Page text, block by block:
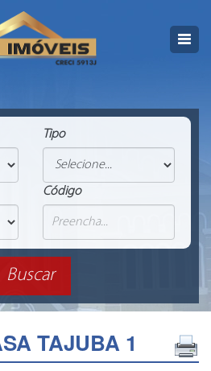
Tipo
Código
TAJUBA 1